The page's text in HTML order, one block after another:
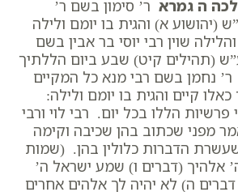
ה גמרא ר’ סימון בשם ר’
(יהושוע א) והגית בו יומם ולילה
שוין רבי יוסי בר אבין בשם
(תהילים קיט) שבע ביום הללתיך
נחמן בשם רבי מנא כל המקיים
קיים והגית בו יומם ולילה:
הללו בכל יום. רבי לוי ורבי
מפני שכתוב בהן שכיבה וקימה
שעשרת הדברות כלולין בהן. (שמות
אלהיך (דברים ו) שמע ישראל ה’
ה) לא יהיה לך אלהים אחרים